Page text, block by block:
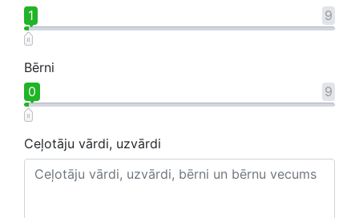
9
1
Bērni
9
0
Ceļotāju vārdi, uzvārdi